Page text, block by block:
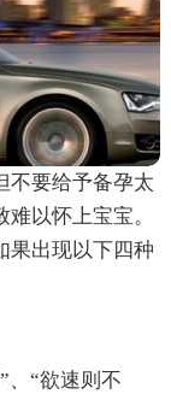
不要给予备孕太
以怀上宝宝。
果出现以下四种
、“欲速则不